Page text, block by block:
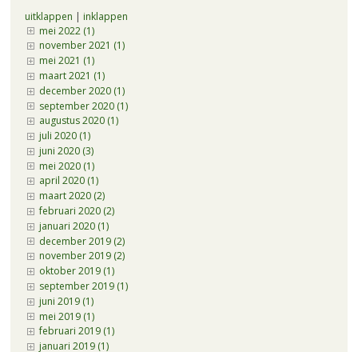
uitklappen | inklappen
mei 2022 (1)
november 2021 (1)
mei 2021 (1)
maart 2021 (1)
december 2020 (1)
september 2020 (1)
augustus 2020 (1)
juli 2020 (1)
juni 2020 (3)
mei 2020 (1)
april 2020 (1)
maart 2020 (2)
februari 2020 (2)
januari 2020 (1)
december 2019 (2)
november 2019 (2)
oktober 2019 (1)
september 2019 (1)
juni 2019 (1)
mei 2019 (1)
februari 2019 (1)
januari 2019 (1)